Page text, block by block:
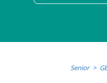
Senior